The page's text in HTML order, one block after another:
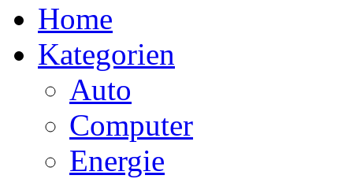
Home
Kategorien
Auto
Computer
Energie